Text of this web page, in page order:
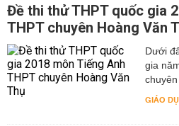
Đề thi thử THPT quốc gia
THPT chuyên Hoàng Văn
Dưới
gia
chuyên
GIÁO